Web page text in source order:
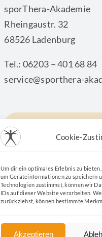
Cookie-
Um dir ein optimales Erlebnis zu
um Geräteinformationen zu speichern
Technologien zustimmst, können wir
IDs auf dieser Website verarbeiten.
zurückziehst, können bestimmte
Akzeptieren
sporThera-Akademie
Rheingaustr. 32
68526 Ladenburg
Tel.: 06203 – 401 68 84
service@sporthera-